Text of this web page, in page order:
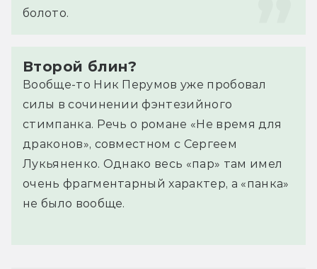
болото.
Второй блин?
Вообще-то Ник Перумов уже пробовал
силы в сочинении фэнтезийного
стимпанка. Речь о романе «Не время для
драконов», совместном с Сергеем
Лукьяненко. Однако весь «пар» там имел
очень фрагментарный характер, а «панка»
не было вообще.